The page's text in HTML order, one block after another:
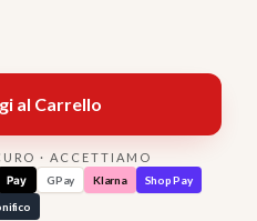
al Carrello
· ACCETTIAMO
Pay GPay Klarna
Shop Pay